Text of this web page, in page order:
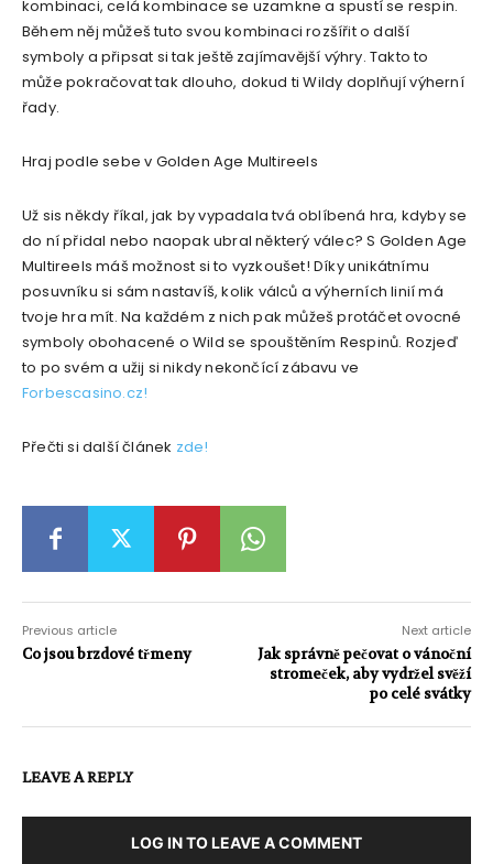
kombinaci, celá kombinace se uzamkne a spustí se respin.
Během něj můžeš tuto svou kombinaci rozšířit o další
symboly a připsat si tak ještě zajímavější výhry. Takto to
může pokračovat tak dlouho, dokud ti Wildy doplňují výherní
řady.
Hraj podle sebe v Golden Age Multireels
Už sis někdy říkal, jak by vypadala tvá oblíbená hra, kdyby se
do ní přidal nebo naopak ubral některý válec? S Golden Age
Multireels máš možnost si to vyzkoušet! Díky unikátnímu
posuvníku si sám nastavíš, kolik válců a výherních linií má
tvoje hra mít. Na každém z nich pak můžeš protáčet ovocné
symboly obohacené o Wild se spouštěním Respinů. Rozjeď
to po svém a užij si nikdy nekončící zábavu ve
Forbescasino.cz!
Přečti si další článek zde!
Previous article
Co jsou brzdové třmeny
Next article
Jak správně pečovat o vánoční
stromeček, aby vydržel svěží
po celé svátky
LEAVE A REPLY
LOG IN TO LEAVE A COMMENT